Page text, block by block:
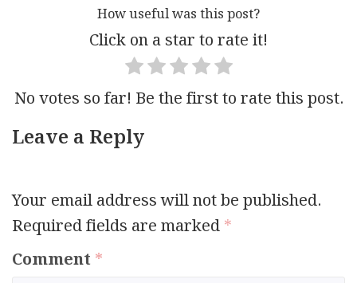
How useful was this post?
Click on a star to rate it!
No votes so far! Be the first to rate this post.
Leave a Reply
Your email address will not be published.
Required fields are marked*
Comment *